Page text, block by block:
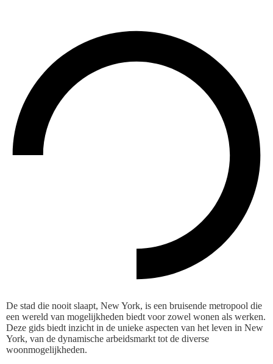
De stad die nooit slaapt, New York, is een bruisende metropool die
een wereld van mogelijkheden biedt voor zowel wonen als werken.
Deze gids biedt inzicht in de unieke aspecten van het leven in New
York, van de dynamische arbeidsmarkt tot de diverse
woonmogelijkheden.